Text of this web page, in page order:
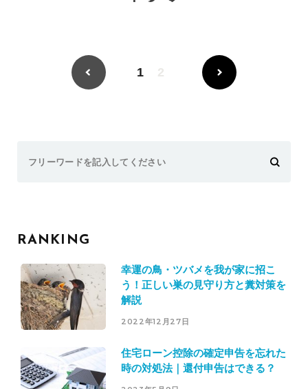
for:
RANKING
幸運の鳥・ツバメを我が家に招こ
う！正しい巣の見守り方と糞対策を
解説
2022年12月27日
住宅ローン控除の確定申告を忘れた
時の対処法｜還付申告はできる？
1 2